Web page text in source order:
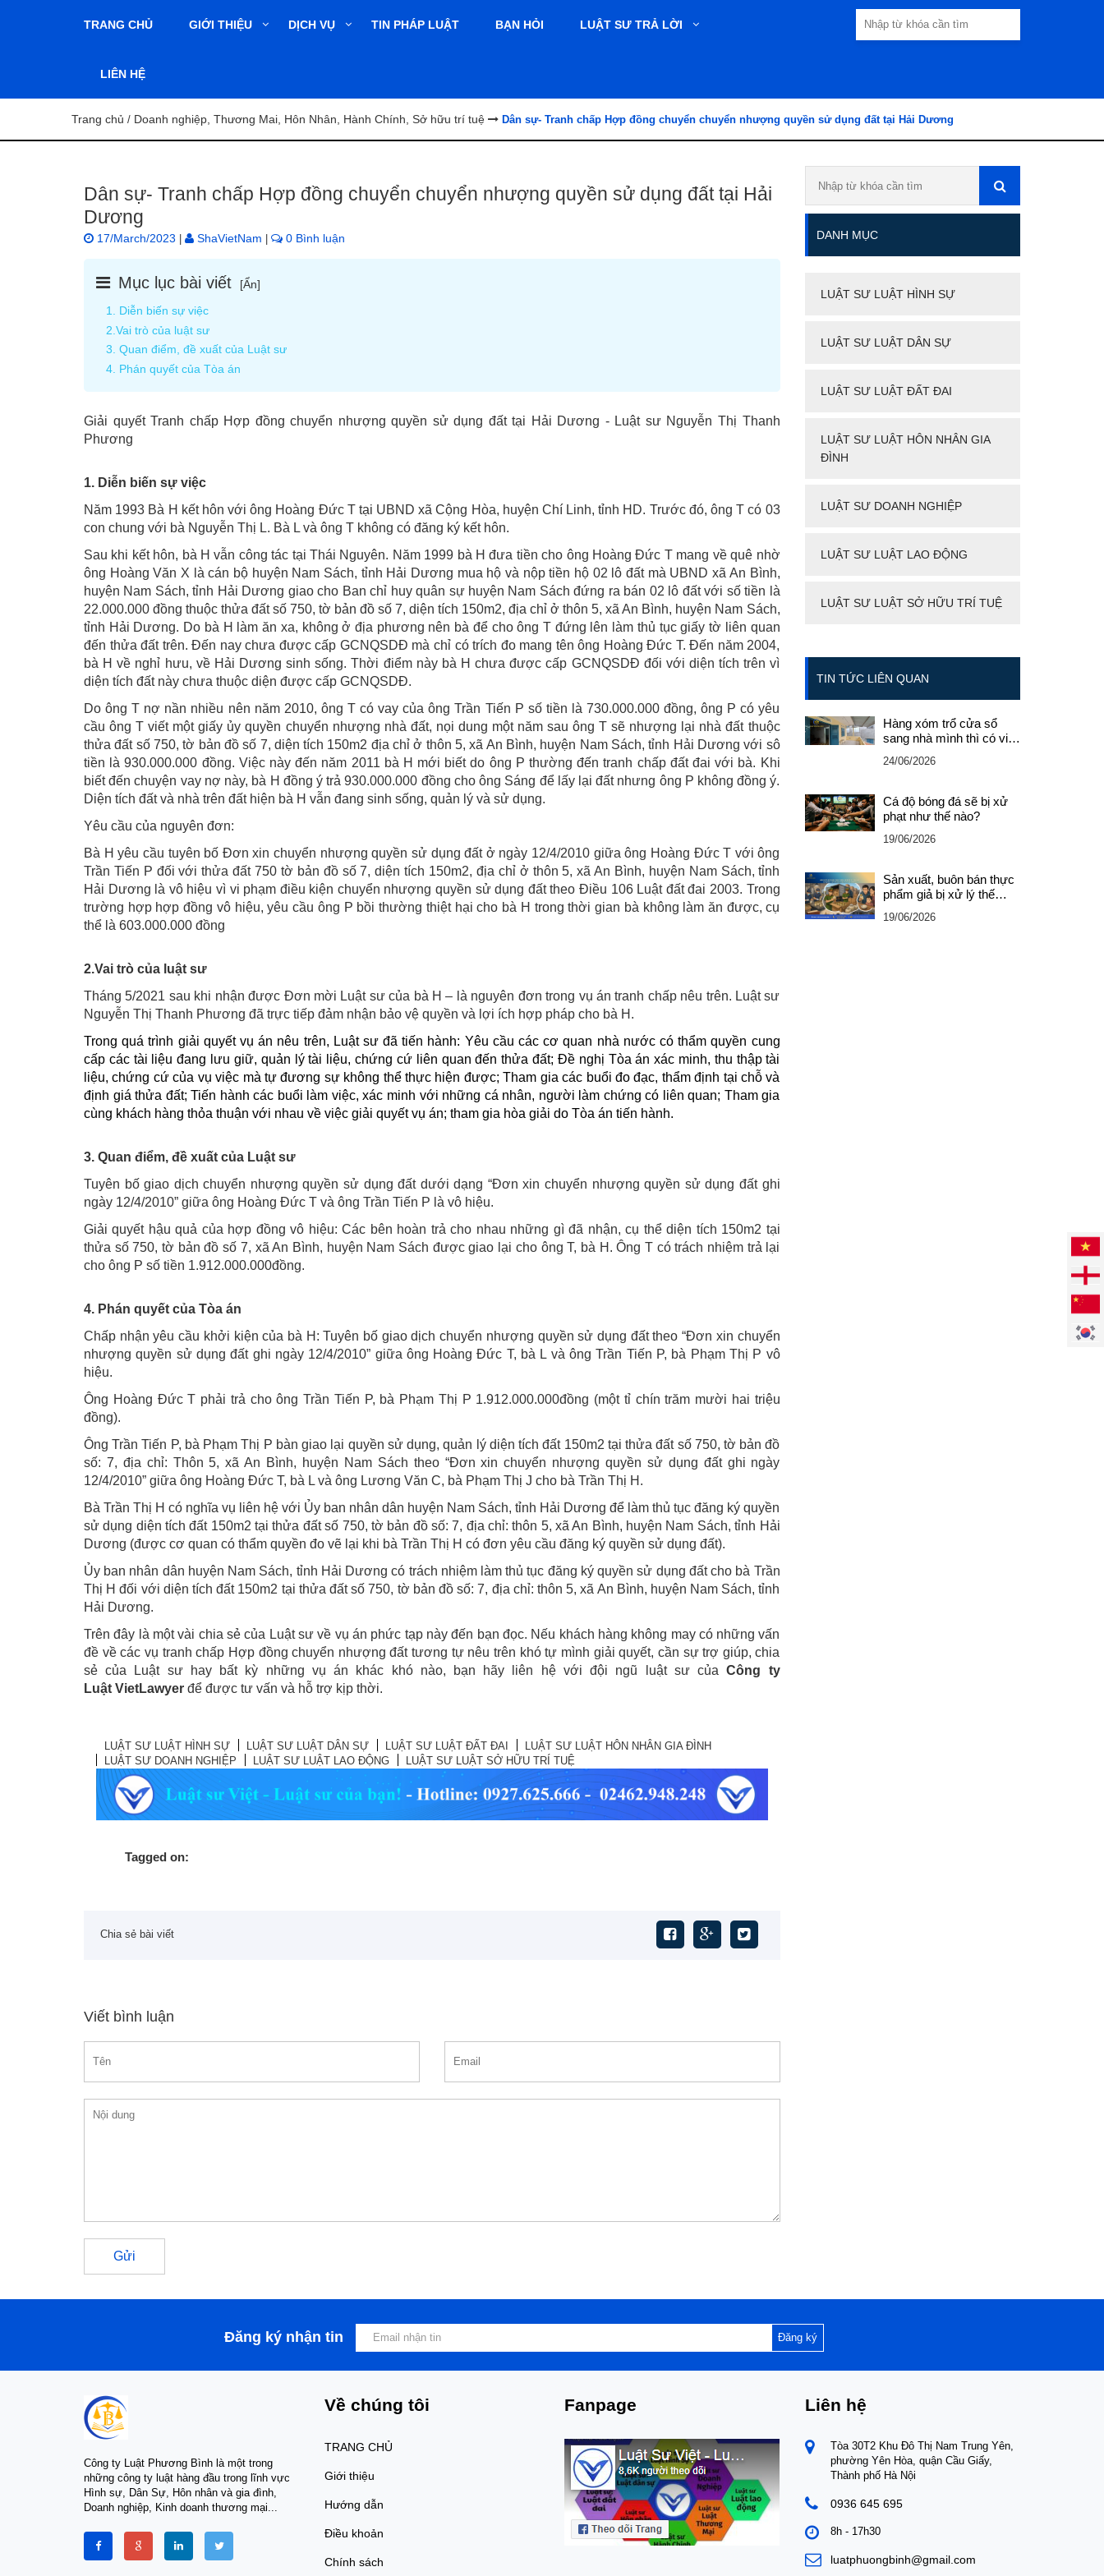
TRANG CHỦ GIỚI THIỆU DỊCH VỤ TIN PHÁP LUẬT BẠN HỎI LUẬT SƯ TRẢ LỜI
LIÊN HỆ
Trang chủ / Doanh nghiệp, Thương Mai, Hôn Nhân, Hành Chính, Sở hữu trí tuệ Dân sự- Tranh chấp Hợp đồng chuyển chuyển nhượng quyền sử dụng đất tại Hải Dương
Dân sự- Tranh chấp Hợp đồng chuyển chuyển nhượng quyền sử dụng đất tại Hải
Dương
17/March/2023 ShaVietNam 0 Bình luận
Mục lục bài viết [Ẩn]
1. Diễn biến sự việc
2.Vai trò của luật sư
3. Quan điểm, đề xuất của Luật sư
4. Phán quyết của Tòa án
Giải quyết Tranh chấp Hợp đồng chuyển nhượng quyền sử dụng đất tại Hải Dương - Luật sư Nguyễn Thị Thanh
Phương
1. Diễn biến sự việc
Năm 1993 Bà H kết hôn với ông Hoàng Đức T tại UBND xã Cộng Hòa, huyện Chí Linh, tỉnh HD. Trước đó, ông T có 03
con chung với bà Nguyễn Thị L. Bà L và ông T không có đăng ký kết hôn.
Sau khi kết hôn, bà H vẫn công tác tại Thái Nguyên. Năm 1999 bà H đưa tiền cho ông Hoàng Đức T mang về quê nhờ
ông Hoàng Văn X là cán bộ huyện Nam Sách, tỉnh Hải Dương mua hộ và nộp tiền hộ 02 lô đất mà UBND xã An Bình,
huyện Nam Sách, tỉnh Hải Dương giao cho Ban chỉ huy quân sự huyện Nam Sách đứng ra bán 02 lô đất với số tiền là
22.000.000 đồng thuộc thửa đất số 750, tờ bản đồ số 7, diện tích 150m2, địa chỉ ở thôn 5, xã An Bình, huyện Nam Sách,
tỉnh Hải Dương. Do bà H làm ăn xa, không ở địa phương nên bà để cho ông T đứng lên làm thủ tục giấy tờ liên quan
đến thửa đất trên. Đến nay chưa được cấp GCNQSDĐ mà chỉ có trích đo mang tên ông Hoàng Đức T. Đến năm 2004,
bà H về nghỉ hưu, về Hải Dương sinh sống. Thời điểm này bà H chưa được cấp GCNQSDĐ đối với diện tích trên vì
diện tích đất này chưa thuộc diện được cấp GCNQSDĐ.
Do ông T nợ nần nhiều nên năm 2010, ông T có vay của ông Trần Tiến P số tiền là 730.000.000 đồng, ông P có yêu
cầu ông T viết một giấy ủy quyền chuyển nhượng nhà đất, nọi dung một năm sau ông T sẽ nhượng lại nhà đất thuộc
thửa đất số 750, tờ bản đồ số 7, diện tích 150m2 địa chỉ ở thôn 5, xã An Bình, huyện Nam Sách, tỉnh Hải Dương với sô
tiền là 930.000.000 đồng. Việc này đến năm 2011 bà H mới biết do ông P thường đến tranh chấp đất đai với bà. Khi
biết đến chuyện vay nợ này, bà H đồng ý trả 930.000.000 đồng cho ông Sáng để lấy lại đất nhưng ông P không đồng ý.
Diện tích đất và nhà trên đất hiện bà H vẫn đang sinh sống, quản lý và sử dụng.
Yêu cầu của nguyên đơn:
Bà H yêu cầu tuyên bố Đơn xin chuyển nhượng quyền sử dụng đất ở ngày 12/4/2010 giữa ông Hoàng Đức T với ông
Trần Tiến P đối với thửa đất 750 tờ bản đồ số 7, diện tích 150m2, địa chỉ ở thôn 5, xã An Bình, huyện Nam Sách, tỉnh
Hải Dương là vô hiệu vì vi phạm điều kiện chuyển nhượng quyền sử dụng đất theo Điều 106 Luật đất đai 2003. Trong
trường hợp hợp đồng vô hiệu, yêu cầu ông P bồi thường thiệt hại cho bà H trong thời gian bà không làm ăn được, cụ
thể là 603.000.000 đồng
2.Vai trò của luật sư
Tháng 5/2021 sau khi nhận được Đơn mời Luật sư của bà H – là nguyên đơn trong vụ án tranh chấp nêu trên. Luật sư
Nguyễn Thị Thanh Phương đã trực tiếp đảm nhận bảo vệ quyền và lợi ích hợp pháp cho bà H.
Trong quá trình giải quyết vụ án nêu trên, Luật sư đã tiến hành: Yêu cầu các cơ quan nhà nước có thẩm quyền cung
cấp các tài liệu đang lưu giữ, quản lý tài liệu, chứng cứ liên quan đến thửa đất; Đề nghị Tòa án xác minh, thu thập tài
liệu, chứng cứ của vụ việc mà tự đương sự không thể thực hiện được; Tham gia các buổi đo đạc, thẩm định tại chỗ và
định giá thửa đất; Tiến hành các buổi làm việc, xác minh với những cá nhân, người làm chứng có liên quan; Tham gia
cùng khách hàng thỏa thuận với nhau về việc giải quyết vụ án; tham gia hòa giải do Tòa án tiến hành.
3. Quan điểm, đề xuất của Luật sư
Tuyên bố giao dịch chuyển nhượng quyền sử dụng đất dưới dạng “Đơn xin chuyển nhượng quyền sử dụng đất ghi
ngày 12/4/2010” giữa ông Hoàng Đức T và ông Trần Tiến P là vô hiệu.
Giải quyết hậu quả của hợp đồng vô hiệu: Các bên hoàn trả cho nhau những gì đã nhận, cụ thể diện tích 150m2 tại
thửa số 750, tờ bản đồ số 7, xã An Bình, huyện Nam Sách được giao lại cho ông T, bà H. Ông T có trách nhiệm trả lại
cho ông P số tiền 1.912.000.000đồng.
4. Phán quyết của Tòa án
Chấp nhận yêu cầu khởi kiện của bà H: Tuyên bố giao dịch chuyển nhượng quyền sử dụng đất theo “Đơn xin chuyển
nhượng quyền sử dụng đất ghi ngày 12/4/2010” giữa ông Hoàng Đức T, bà L và ông Trần Tiến P, bà Phạm Thị P vô
hiệu.
Ông Hoàng Đức T phải trả cho ông Trần Tiến P, bà Phạm Thị P 1.912.000.000đồng (một tỉ chín trăm mười hai triệu
đồng).
Ông Trần Tiến P, bà Phạm Thị P bàn giao lại quyền sử dụng, quản lý diện tích đất 150m2 tại thửa đất số 750, tờ bản đồ
số: 7, địa chỉ: Thôn 5, xã An Bình, huyện Nam Sách theo “Đơn xin chuyển nhượng quyền sử dụng đất ghi ngày
12/4/2010” giữa ông Hoàng Đức T, bà L và ông Lương Văn C, bà Phạm Thị J cho bà Trần Thị H.
Bà Trần Thị H có nghĩa vụ liên hệ với Ủy ban nhân dân huyện Nam Sách, tỉnh Hải Dương để làm thủ tục đăng ký quyền
sử dụng diện tích đất 150m2 tại thửa đất số 750, tờ bản đồ số: 7, địa chỉ: thôn 5, xã An Bình, huyện Nam Sách, tỉnh Hải
Dương (được cơ quan có thẩm quyền đo vẽ lại khi bà Trần Thị H có đơn yêu cầu đăng ký quyền sử dụng đất).
Ủy ban nhân dân huyện Nam Sách, tỉnh Hải Dương có trách nhiệm làm thủ tục đăng ký quyền sử dụng đất cho bà Trần
Thị H đối với diện tích đất 150m2 tại thửa đất số 750, tờ bản đồ số: 7, địa chỉ: thôn 5, xã An Bình, huyện Nam Sách, tỉnh
Hải Dương.
Trên đây là một vài chia sẻ của Luật sư về vụ án phức tạp này đến bạn đọc. Nếu khách hàng không may có những vấn
đề về các vụ tranh chấp Hợp đồng chuyển nhượng đất tương tự nêu trên khó tự mình giải quyết, cần sự trợ giúp, chia
sẻ của Luật sư hay bất kỳ những vụ án khác khó nào, bạn hãy liên hệ với đội ngũ luật sư củaCông ty
Luật VietLawyer để được tư vấn và hỗ trợ kịp thời.
LUẬT SƯ LUẬT HÌNH SỰ LUẬT SƯ LUẬT DÂN SỰ LUẬT SƯ LUẬT ĐẤT ĐAI
LUẬT SƯ LUẬT HÔN NHÂN GIA ĐÌNH
LUẬT SƯ DOANH NGHIỆP
LUẬT SƯ LUẬT LAO ĐỘNG LUẬT SƯ LUẬT SỞ HỮU TRÍ TUỆ
Tagged on:
Chia sẻ bài viết
Viết bình luận
Gửi
DANH MỤC
LUẬT SƯ LUẬT HÌNH SỰ
LUẬT SƯ LUẬT DÂN SỰ
LUẬT SƯ LUẬT ĐẤT ĐAI
LUẬT SƯ LUẬT HÔN NHÂN GIA
ĐÌNH
LUẬT SƯ DOANH NGHIỆP
LUẬT SƯ LUẬT LAO ĐỘNG
LUẬT SƯ LUẬT SỞ HỮU TRÍ TUỆ
TIN TỨC LIÊN QUAN
Hàng xóm trổ cửa sổ
sang nhà mình thì có vi
24/06/2026
Cá độ bóng đá sẽ bị xử
phạt như thế nào?
19/06/2026
Sản xuất, buôn bán thực
phẩm giả bị xử lý thế
nhiệm hình sự không?
19/06/2026
Đăng ký nhận tin Đăng ký
Công ty Luật Phương Bình là một trong
những công ty luật hàng đầu trong lĩnh vực
Hình sự, Dân Sự, Hôn nhân và gia đình,
Doanh nghiệp, Kinh doanh thương mại...
Về chúng tôi
TRANG CHỦ
Giới thiệu
Hướng dẫn
Điều khoản
Chính sách
Fanpage Liên hệ
Tòa 30T2 Khu Đô Thị Nam Trung Yên,
phường Yên Hòa, quận Cầu Giấy,
Thành phố Hà Nội
0936 645 695
8h - 17h30
luatphuongbinh@gmail.com